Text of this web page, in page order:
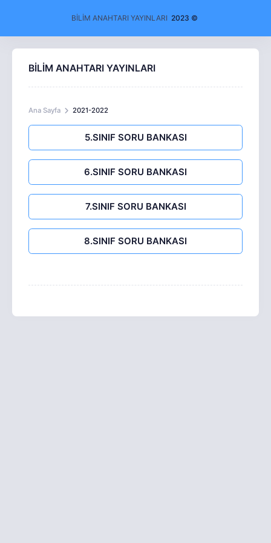
BİLİM ANAHTARI YAYINLARI 2023 ©
BİLİM ANAHTARI YAYINLARI
Ana Sayfa 2021-2022
5.SINIF SORU BANKASI
6.SINIF SORU BANKASI
7.SINIF SORU BANKASI
8.SINIF SORU BANKASI